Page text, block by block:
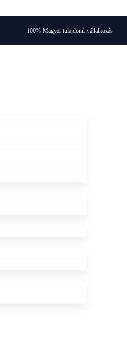
100% Magyar tulajdonú vállalkozás